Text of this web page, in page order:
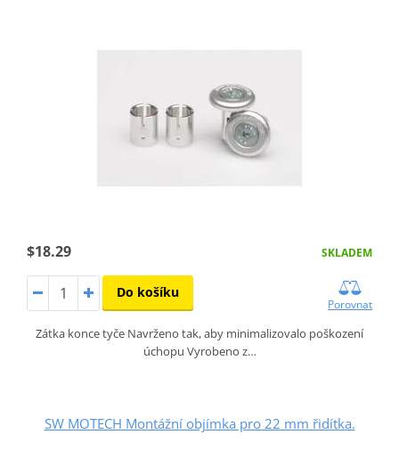
$18.29 SKLADEM
Do košíku
Porovnat
Zátka konce tyče Navrženo tak, aby minimalizovalo poškození
úchopu Vyrobeno z…
SW MOTECH Montážní objímka pro 22 mm řidítka.